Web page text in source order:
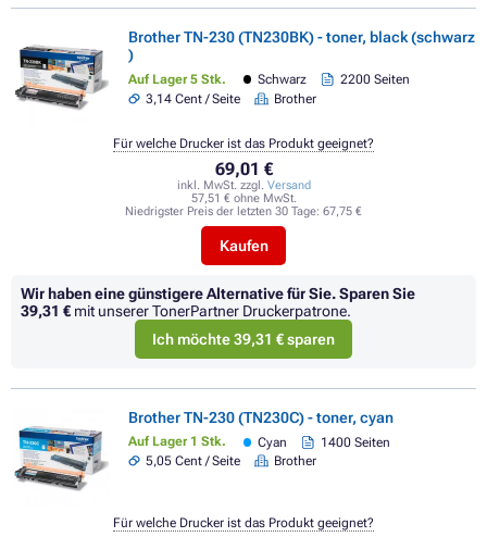
Brother TN-230 (TN230BK) - toner, black (schwarz
)
Auf Lager 5 Stk. Schwarz
2200 Seiten
3,14 Cent / Seite
Brother
69,01 €
inkl. MwSt. zzgl. Versand
57,51 € ohne MwSt.
Niedrigster Preis der letzten 30 Tage: 67,75 €
Kaufen
Für welche Drucker ist das Produkt geeignet?
Wir haben eine günstigere Alternative für Sie.Sparen Sie
39,31 € mit unserer TonerPartner Druckerpatrone.
Ich möchte 39,31 € sparen
Brother TN-230 (TN230C) - toner, cyan
Auf Lager 1 Stk. Cyan
1400 Seiten
5,05 Cent / Seite
Brother
Für welche Drucker ist das Produkt geeignet?